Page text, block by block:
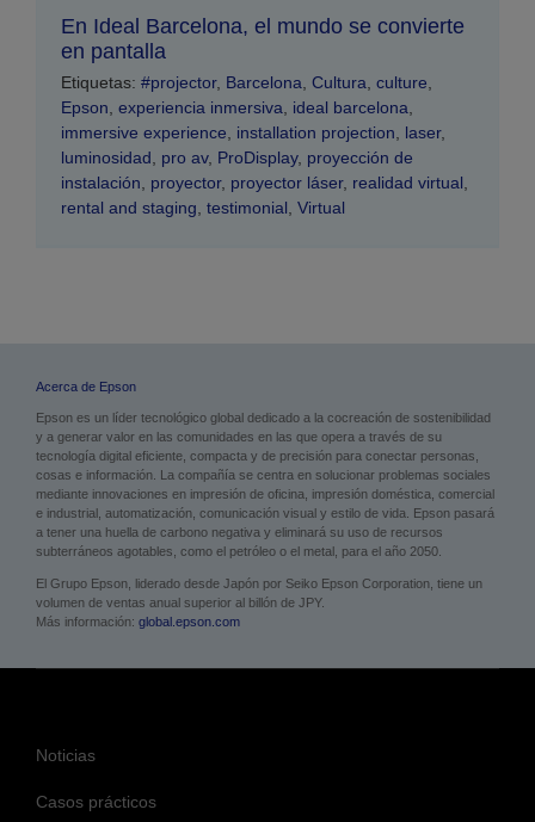
En Ideal Barcelona, el mundo se convierte
en pantalla
Etiquetas: #projector, Barcelona, Cultura, culture,
Epson, experiencia inmersiva, ideal barcelona,
immersive experience, installation projection, laser,
luminosidad, pro av, ProDisplay, proyección de
instalación, proyector, proyector láser, realidad virtual,
rental and staging, testimonial, Virtual
Acerca de Epson
Epson es un líder tecnológico global dedicado a la cocreación de sostenibilidad
y a generar valor en las comunidades en las que opera a través de su
tecnología digital eficiente, compacta y de precisión para conectar personas,
cosas e información. La compañía se centra en solucionar problemas sociales
mediante innovaciones en impresión de oficina, impresión doméstica, comercial
e industrial, automatización, comunicación visual y estilo de vida. Epson pasará
a tener una huella de carbono negativa y eliminará su uso de recursos
subterráneos agotables, como el petróleo o el metal, para el año 2050.
El Grupo Epson, liderado desde Japón por Seiko Epson Corporation, tiene un
volumen de ventas anual superior al billón de JPY.
Más información: global.epson.com
Noticias
Casos prácticos